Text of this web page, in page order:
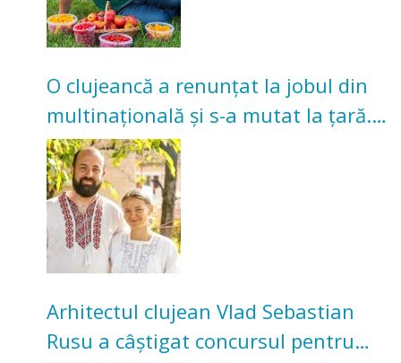
O clujeancă a renunțat la jobul din
multinațională și s-a mutat la țară.
Acum cultivă legume în grădina
bunicilor
Arhitectul clujean Vlad Sebastian
Rusu a câștigat concursul pentru